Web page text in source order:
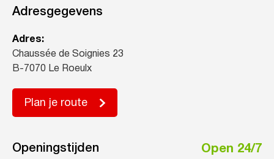
Adresgegevens
Adres:
Chaussée de Soignies 23
B-7070 Le Roeulx
Plan je route
Openingstijden Open 24/7